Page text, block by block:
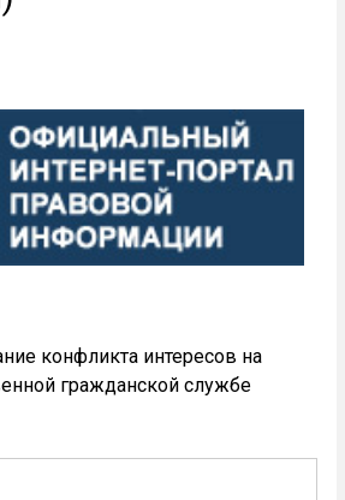
конфликта интересов на
гражданской службе